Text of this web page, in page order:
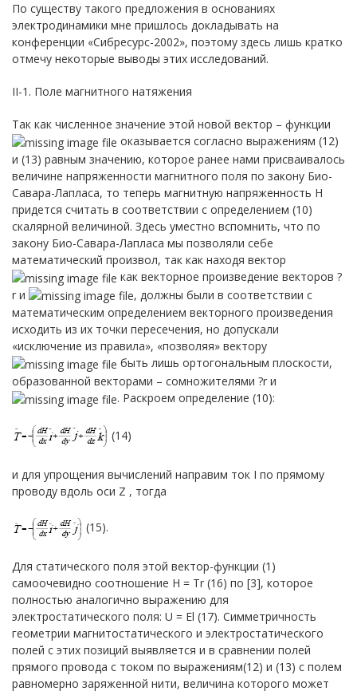
По существу такого предложения в основаниях
электродинамики мне пришлось докладывать на
конференции «Сибресурс-2002», поэтому здесь лишь кратко
отмечу некоторые выводы этих исследований.
II-1. Поле магнитного натяжения
Так как численное значение этой новой вектор – функции
оказывается согласно выражениям (12)
и (13) равным значению, которое ранее нами присваивалось
величине напряженности магнитного поля по закону Био-
Савара-Лапласа, то теперь магнитную напряженность H
придется считать в соответствии с определением (10)
скалярной величиной. Здесь уместно вспомнить, что по
закону Био-Савара-Лапласа мы позволяли себе
математический произвол, так как находя вектор
как векторное произведение векторов ?
r и
, должны были в соответствии с
математическим определением векторного произведения
исходить из их точки пересечения, но допускали
«исключение из правила», «позволяя» вектору
быть лишь ортогональным плоскости,
образованной векторами – сомножителями ?r и
. Раскроем определение (10):
(14)
и для упрощения вычислений направим ток I по прямому
проводу вдоль оси Z , тогда
(15).
Для статического поля этой вектор-функции (1)
самоочевидно соотношение H = Tr (16) по [3], которое
полностью аналогично выражению для
электростатического поля: U = El (17). Симметричность
геометрии магнитостатического и электростатического
полей с этих позиций выявляется и в сравнении полей
прямого провода с током по выражениям(12) и (13) с полем
равномерно заряженной нити, величина которого может